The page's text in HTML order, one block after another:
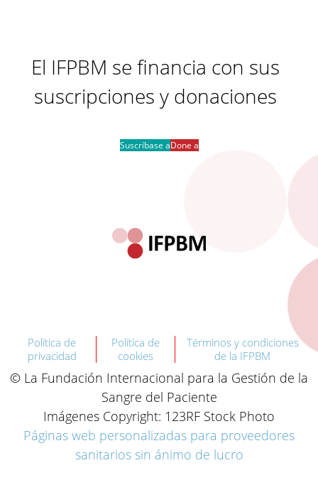
El IFPBM se financia con sus
suscripciones y donaciones
Suscríbase aDone a
Política de
privacidad
Política de
cookies
Términos y condiciones
de la IFPBM
© La Fundación Internacional para la Gestión de la
Sangre del Paciente
Imágenes Copyright: 123RF Stock Photo
Páginas web personalizadas para proveedores
sanitarios sin ánimo de lucro